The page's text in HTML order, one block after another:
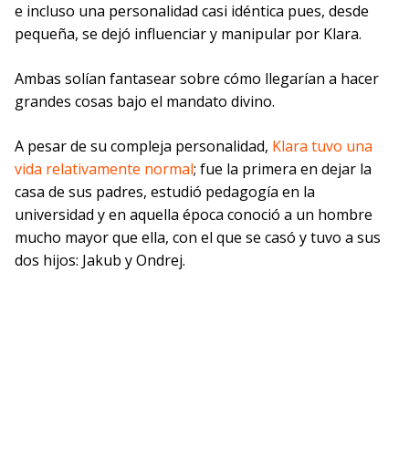
e incluso una personalidad casi idéntica pues, desde
pequeña, se dejó influenciar y manipular por Klara.
Ambas solían fantasear sobre cómo llegarían a hacer
grandes cosas bajo el mandato divino.
A pesar de su compleja personalidad, Klara tuvo una
vida relativamente normal; fue la primera en dejar la
casa de sus padres, estudió pedagogía en la
universidad y en aquella época conoció a un hombre
mucho mayor que ella, con el que se casó y tuvo a sus
dos hijos: Jakub y Ondrej.